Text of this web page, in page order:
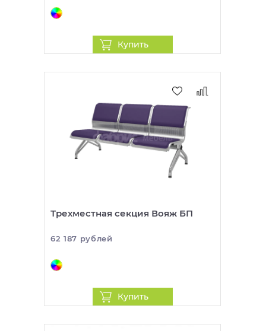
Купить
Трехместная секция Вояж БП
62 187 рублей
Купить